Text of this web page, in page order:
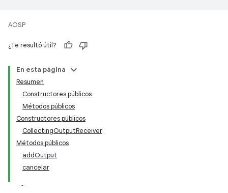
AOSP
¿Te resultó útil?
En esta página
Resumen
Constructores públicos
Métodos públicos
Constructores públicos
CollectingOutputReceiver
Métodos públicos
addOutput
cancelar